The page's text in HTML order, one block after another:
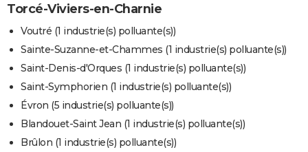
COPAINS D'AVANT
Se connecter
Entreprises
Service militaire
Avis de recherche
AVIS DE DÉCÈS
FORUM
Torcé-Viviers-en-Charnie
Voutré (1 industrie(s) polluante(s))
Sainte-Suzanne-et-Chammes (1 industrie(s) polluante(s))
Saint-Denis-d'Orques (1 industrie(s) polluante(s))
Saint-Symphorien (1 industrie(s) polluante(s))
Évron (5 industrie(s) polluante(s))
Blandouet-Saint Jean (1 industrie(s) polluante(s))
Brûlon (1 industrie(s) polluante(s))